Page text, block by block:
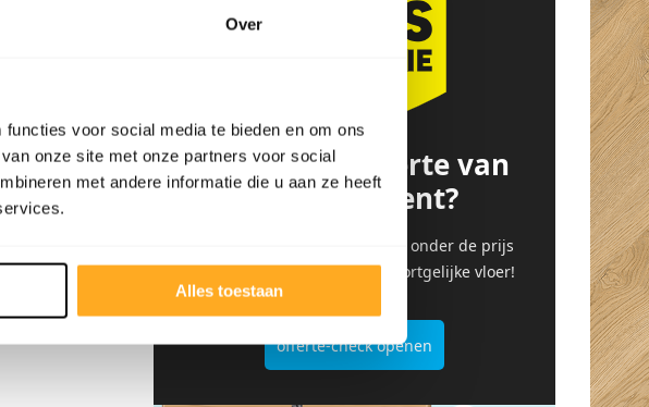
Over
voor social media te bieden en om ons
onze site met onze partners voor social
met andere informatie die u aan ze heeft
Alles toestaan
Heb je een offerte van
de concurrent?
Upload hem hier en wij gaan onder de prijs
door voor dezelfde of een soortgelijke vloer!
offerte-check openen